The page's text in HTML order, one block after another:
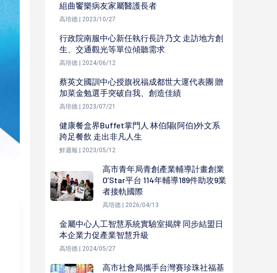
組曲饗樂病友家屬醫護長者
高培德 | 2023/10/27
行政院南服中心新任執行長許乃文 走訪地方創
生、交通觀光等單位傾聽需求
高培德 | 2024/06/12
蔡英文國訓中心授旗祝福成都世大運代表團 贈
加菜金勉選手突破自我、創造佳績
高培德 | 2023/07/21
健康餐盒界Buffet掌門人 林伯陽(阿伯)外文系
跨足餐飲 走出非凡人生
鮮週報 | 2023/05/12
高市青年局青創產業輔導計畫創業
O’Star平台 114年輔導189件助攻9業
者接軌國際
高培德 | 2026/04/13
金屬中心人工智慧系統實驗室揭牌 同步結盟日
本企業力促產業智慧升級
高培德 | 2024/05/27
高市社會局攜手台灣賽珍珠社福基